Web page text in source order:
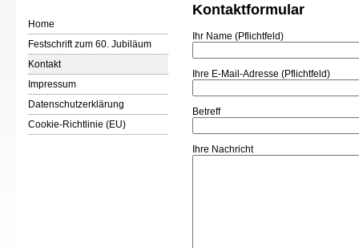
Home
Festschrift zum 60. Jubiläum
Kontakt
Impressum
Datenschutzerklärung
Cookie-Richtlinie (EU)
Kontaktformular
Ihr Name (Pflichtfeld)
Ihre E-Mail-Adresse (Pflichtfeld)
Betreff
Ihre Nachricht